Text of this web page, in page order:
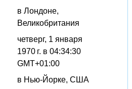
в Лондоне,
Великобритания
четверг, 1 января
1970 г. в 04:34:30
GMT+01:00
в Нью-Йорке, США